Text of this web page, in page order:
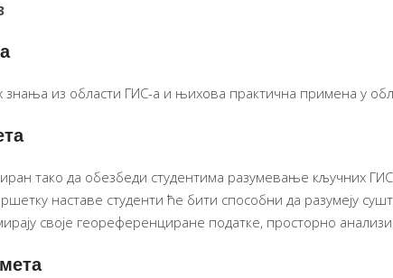
из области ГИС-а и њихова практична примена у
тако да обезбеди студентима разумевање кључних
наставе студенти ће бити способни да разумеју
своје геореференциране податке, просторно